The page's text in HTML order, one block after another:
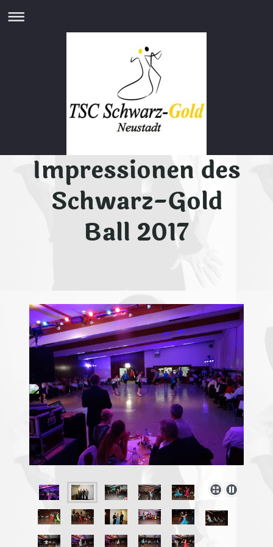
Impressionen des
Schwarz-Gold
Ball 2017